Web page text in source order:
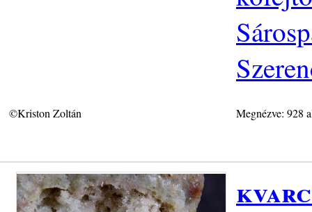
©Kriston Zoltán Megnézve: 928